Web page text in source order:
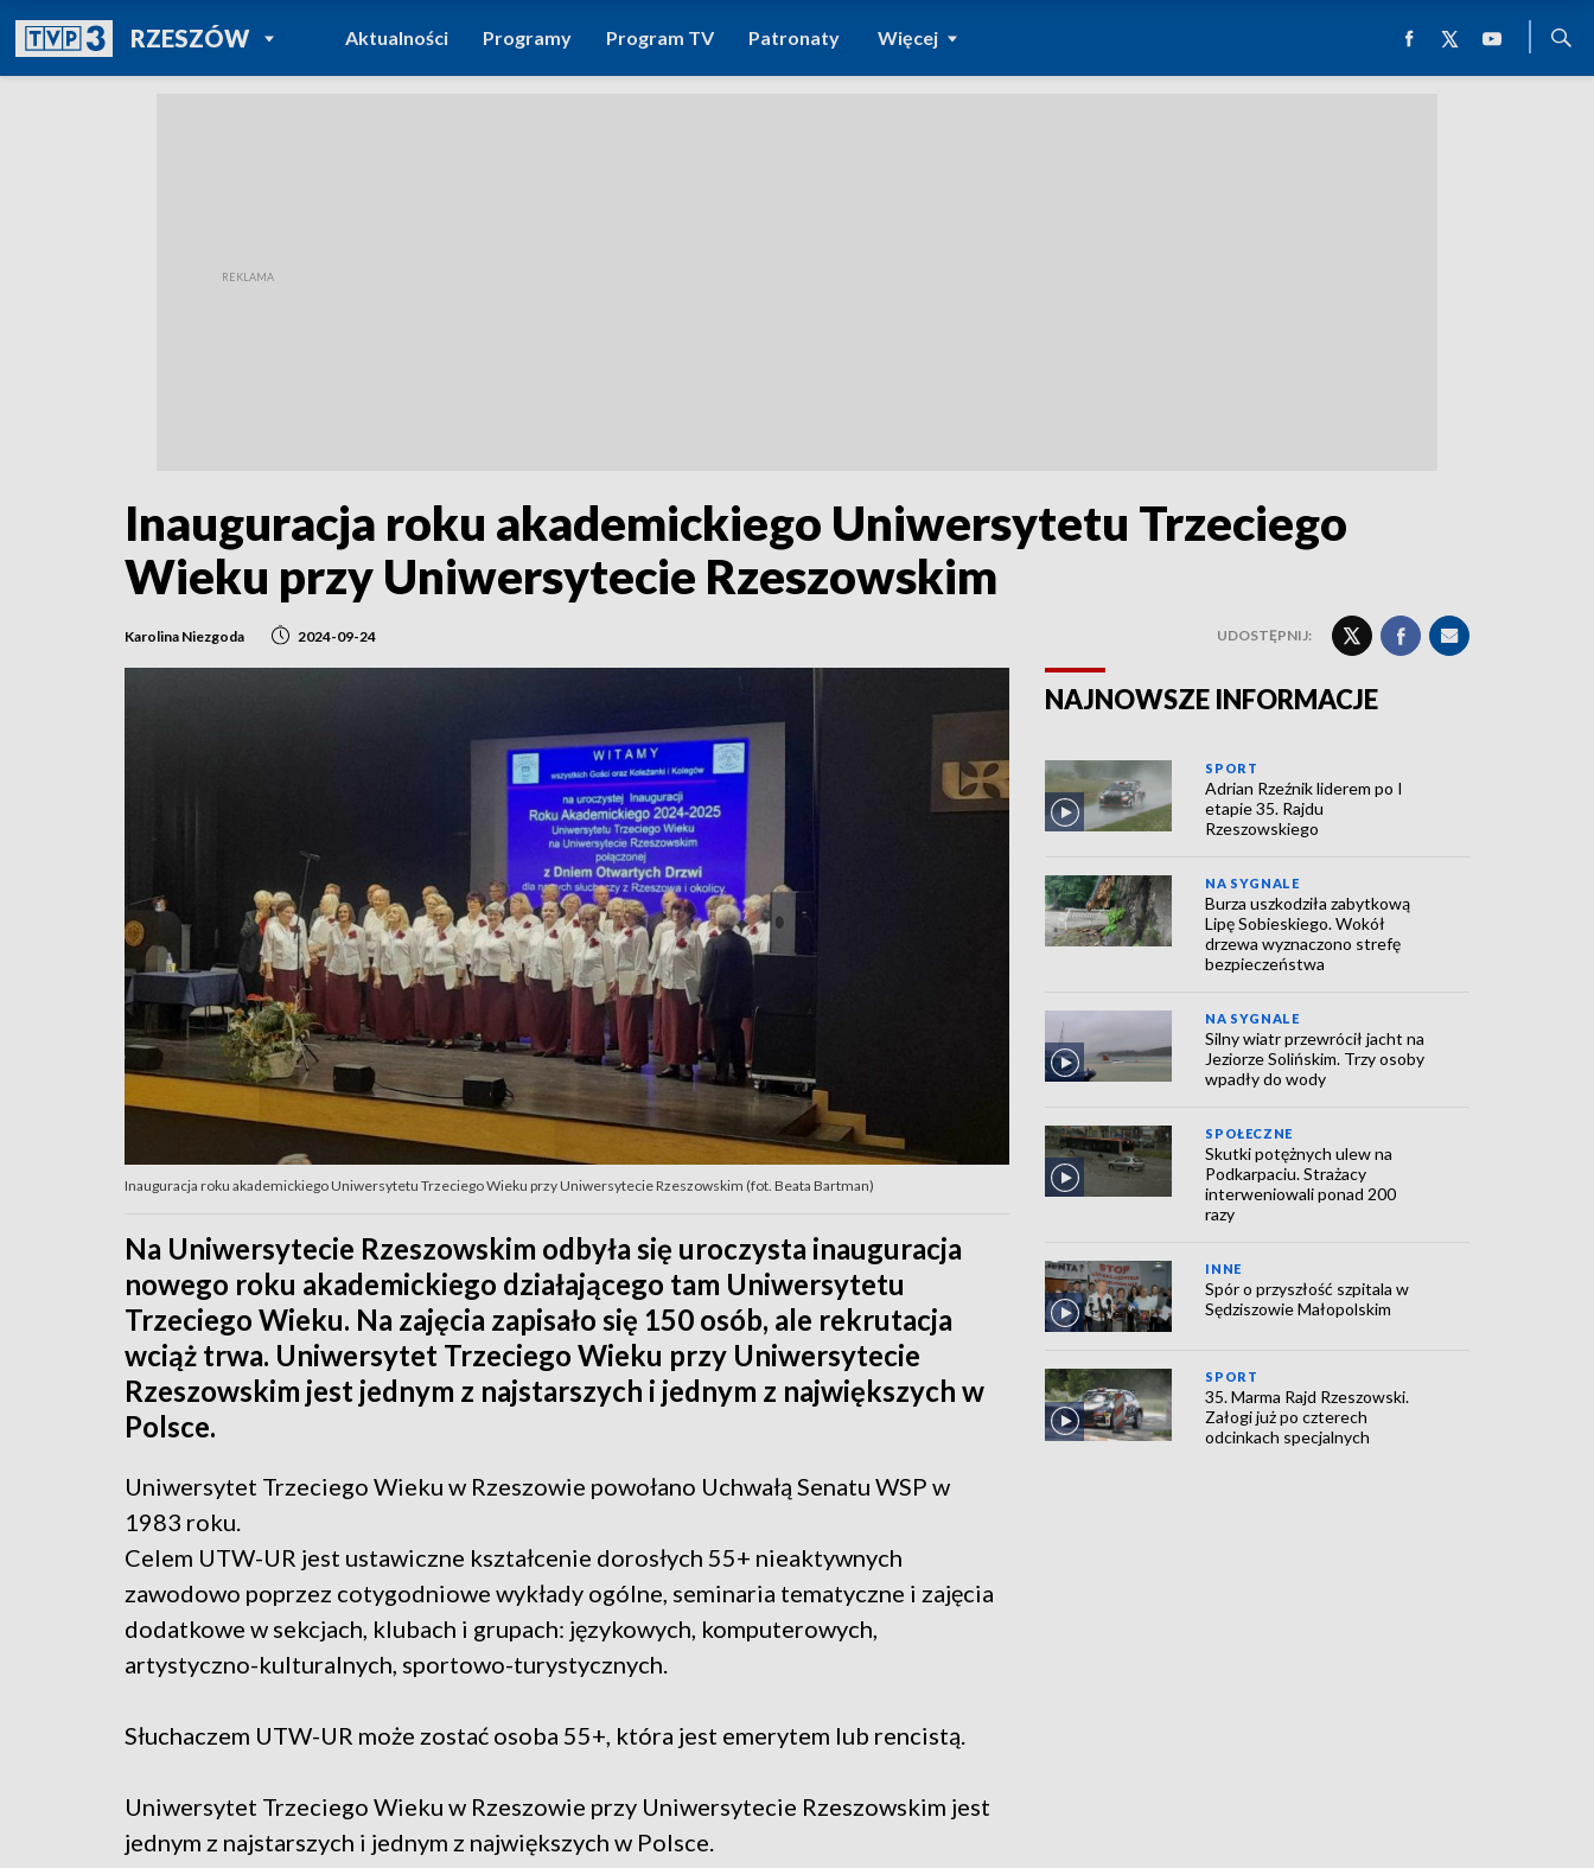
RZESZÓWPOWRÓT DO
TVP REGIONY
Aktualności Programy Program TV Patronaty Więcej
Inauguracja roku akademickiego Uniwersytetu Trzeciego
Wieku przy Uniwersytecie Rzeszowskim
Karolina Niezgoda 2024-09-24 UDOSTĘPNIJ:
Inauguracja roku akademickiego Uniwersytetu Trzeciego Wieku przy Uniwersytecie Rzeszowskim (fot. Beata Bartman)
Na Uniwersytecie Rzeszowskim odbyła się uroczysta inauguracja
nowego roku akademickiego działającego tam Uniwersytetu
Trzeciego Wieku. Na zajęcia zapisało się 150 osób, ale rekrutacja
wciąż trwa. Uniwersytet Trzeciego Wieku przy Uniwersytecie
Rzeszowskim jest jednym z najstarszych i jednym z największych w
Polsce.
Uniwersytet Trzeciego Wieku w Rzeszowie powołano Uchwałą Senatu WSP w
1983 roku.
Celem UTW-UR jest ustawiczne kształcenie dorosłych 55+ nieaktywnych
zawodowo poprzez cotygodniowe wykłady ogólne, seminaria tematyczne i zajęcia
dodatkowe w sekcjach, klubach i grupach: językowych, komputerowych,
artystyczno-kulturalnych, sportowo-turystycznych.
Słuchaczem UTW-UR może zostać osoba 55+, która jest emerytem lub rencistą.
Uniwersytet Trzeciego Wieku w Rzeszowie przy Uniwersytecie Rzeszowskim jest
jednym z najstarszych i jednym z największych w Polsce.
NAJNOWSZE INFORMACJE
SPORT
Adrian Rzeźnik liderem po I
etapie 35. Rajdu
Rzeszowskiego
NA SYGNALE
Burza uszkodziła zabytkową
Lipę Sobieskiego. Wokół
drzewa wyznaczono strefę
bezpieczeństwa
NA SYGNALE
Silny wiatr przewrócił jacht na
Jeziorze Solińskim. Trzy osoby
wpadły do wody
SPOŁECZNE
Skutki potężnych ulew na
Podkarpaciu. Strażacy
interweniowali ponad 200
razy
INNE
Spór o przyszłość szpitala w
Sędziszowie Małopolskim
SPORT
35. Marma Rajd Rzeszowski.
Załogi już po czterech
odcinkach specjalnych